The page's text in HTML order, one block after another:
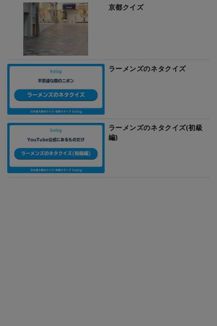
京都クイズ
ラーメンズのネタクイズ
ラーメンズのネタクイズ(初級
編)